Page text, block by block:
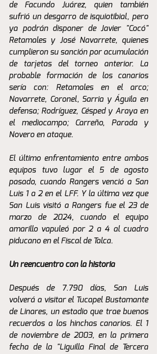
de Facundo Juárez, quien también
sufrió un desgarro de isquiotibial, pero
ya podrán disponer de Javier "Cocó"
Retamales y José Navarrete, quienes
cumplieron su sanción por acumulación
de tarjetas del torneo anterior. La
probable formación de los canarios
sería con: Retamales en el arco;
Navarrete, Coronel, Sarria y Águila en
defensa; Rodríguez, Césped y Araya en
el mediocampo; Carreño, Parada y
Novero en ataque.
El último enfrentamiento entre ambos
equipos tuvo lugar el 5 de agosto
pasado, cuando Rangers venció a San
Luis 1 a 2 en el LFF. Y la última vez que
San Luis visitó a Rangers fue el 23 de
marzo de 2024, cuando el equipo
amarillo vapuleó por 2 a 4 al cuadro
piducano en el Fiscal de Talca.
Un reencuentro con la historia
Después de 7.790 días, San Luis
volverá a visitar el Tucapel Bustamante
de Linares, un estadio que trae buenos
recuerdos a los hinchas canarios. El 1
de noviembre de 2003, en la primera
fecha de la "Liguilla Final de Tercera